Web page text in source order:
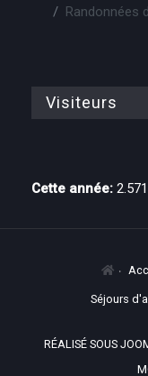
Randonnées
Visiteurs
Cette année: 2.571
Séjours
RÉALISÉ SOUS